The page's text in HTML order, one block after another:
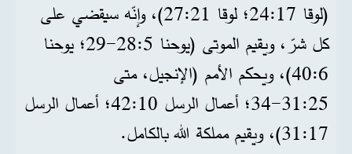
(لوقا 17:‏24؛ لوقا 21:‏27)، وإنّه سيقضي على
كل شرّ، ويقيم الموتى (يوحنا 5:‏28-‏29؛ يوحنا
6:‏40)، ويحكم الأمم (الإنجيل، متى
25:‏31-‏34؛ أعمال الرسل 10:‏42؛ أعمال الرسل
17:‏31)، ويقيم مملكة الله بالكامل.